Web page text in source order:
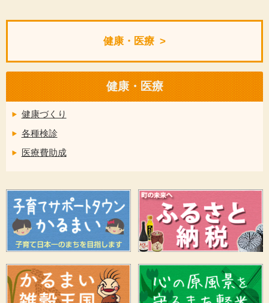
健康・医療
健康・医療
健康づくり
各種検診
医療費助成